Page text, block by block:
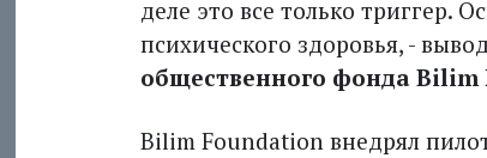
деле это все только триггер.
психического здоровья, -
общественного фонда
Bilim Foundation внедрял